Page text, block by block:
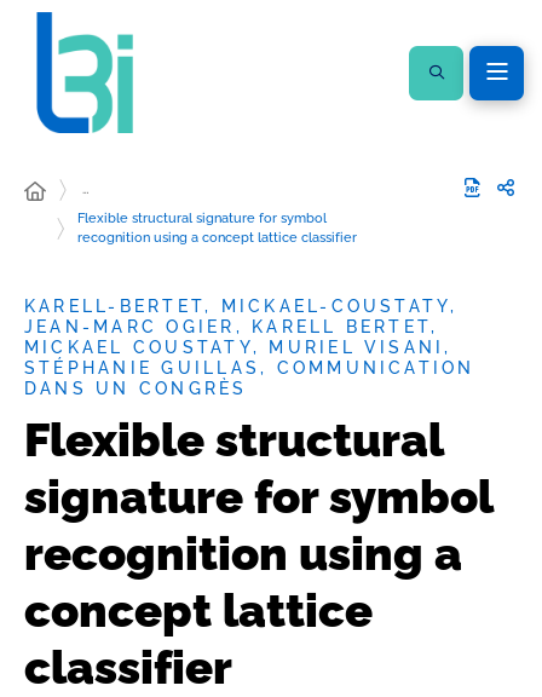
…
Flexible structural signature for symbol
recognition using a concept lattice classifier
KARELL-BERTET, MICKAEL-COUSTATY,
JEAN-MARC OGIER, KARELL BERTET,
MICKAEL COUSTATY, MURIEL VISANI,
STÉPHANIE GUILLAS, COMMUNICATION
DANS UN CONGRÈS
Flexible structural
signature for symbol
recognition using a
concept lattice
classifier